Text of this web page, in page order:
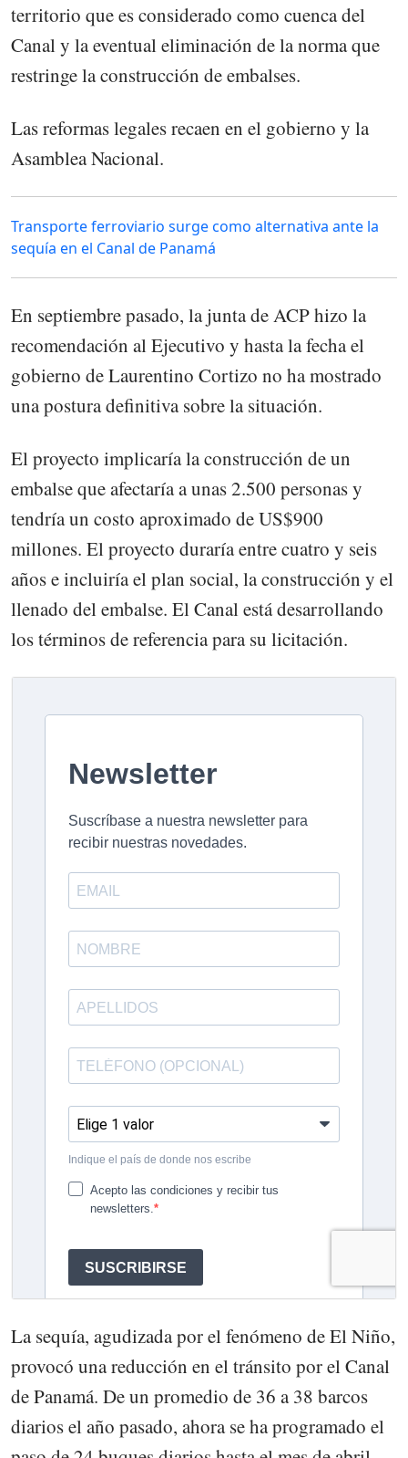
territorio que es considerado como cuenca del
Canal y la eventual eliminación de la norma que
restringe la construcción de embalses.
Las reformas legales recaen en el gobierno y la
Asamblea Nacional.
Transporte ferroviario surge como alternativa ante la
sequía en el Canal de Panamá
En septiembre pasado, la junta de ACP hizo la
recomendación al Ejecutivo y hasta la fecha el
gobierno de Laurentino Cortizo no ha mostrado
una postura definitiva sobre la situación.
El proyecto implicaría la construcción de un
embalse que afectaría a unas 2.500 personas y
tendría un costo aproximado de US$900
millones. El proyecto duraría entre cuatro y seis
años e incluiría el plan social, la construcción y el
llenado del embalse. El Canal está desarrollando
los términos de referencia para su licitación.
La sequía, agudizada por el fenómeno de El Niño,
provocó una reducción en el tránsito por el Canal
de Panamá. De un promedio de 36 a 38 barcos
diarios el año pasado, ahora se ha programado el